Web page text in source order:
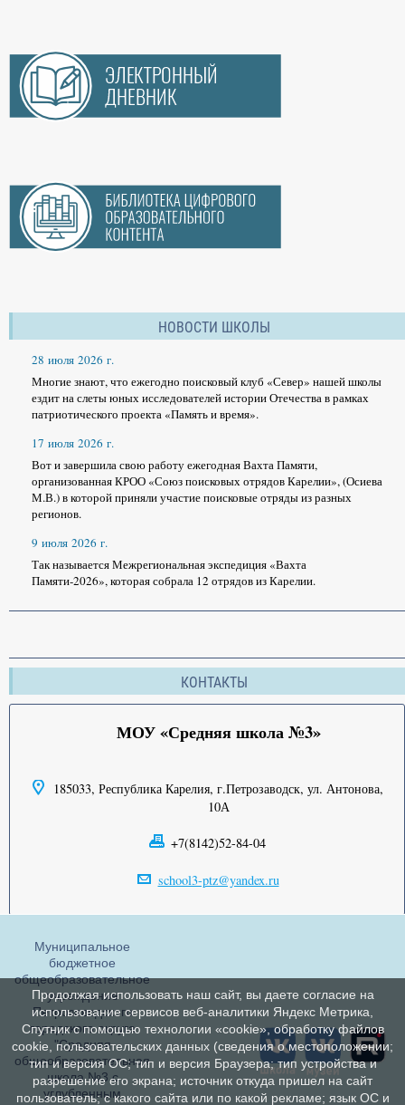
НОВОСТИ ШКОЛЫ
28 июля 2026 г.
Многие знают, что ежегодно поисковый клуб «Север» нашей школы
ездит на слеты юных исследователей истории Отечества в рамках
патриотического проекта «Память и время».
17 июля 2026 г.
Вот и завершила свою работу ежегодная Вахта Памяти,
организованная КРОО «Союз поисковых отрядов Карелии», (Осиева
М.В.) в которой приняли участие поисковые отряды из разных
регионов.
9 июля 2026 г.
Так называется Межрегиональная экспедиция «Вахта
Памяти-2026», которая собрала 12 отрядов из Карелии.
КОНТАКТЫ
МОУ «Средняя школа №3»
185033, Республика Карелия, г.Петрозаводск, ул. Антонова,
10А
+7(8142)52-84-04
school3-ptz@yandex.ru
Муниципальное
бюджетное
общеобразовательное
учреждение
Петрозаводского
городского округа
"Средняя
общеобразовательная
школа №3 с
углубленным
Продолжая использовать наш сайт, вы даете согласие на
использование сервисов веб-аналитики Яндекс Метрика,
Спутник с помощью технологии «cookie», обработку файлов
cookie, пользовательских данных (сведения о местоположении;
тип и версия ОС; тип и версия Браузера; тип устройства и
разрешение его экрана; источник откуда пришел на сайт
пользователь; с какого сайта или по какой рекламе; язык ОС и